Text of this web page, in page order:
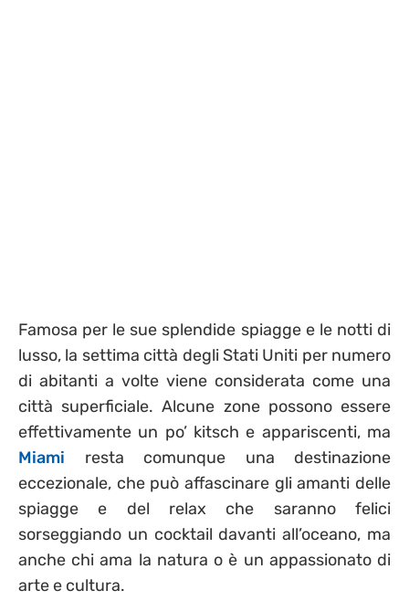
Famosa per le sue splendide spiagge e le notti di
lusso, la settima città degli Stati Uniti per numero
di abitanti a volte viene considerata come una
città superficiale. Alcune zone possono essere
effettivamente un po’ kitsch e appariscenti, ma
Miami resta comunque una destinazione
eccezionale, che può affascinare gli amanti delle
spiagge e del relax che saranno felici
sorseggiando un cocktail davanti all’oceano, ma
anche chi ama la natura o è un appassionato di
arte e cultura.